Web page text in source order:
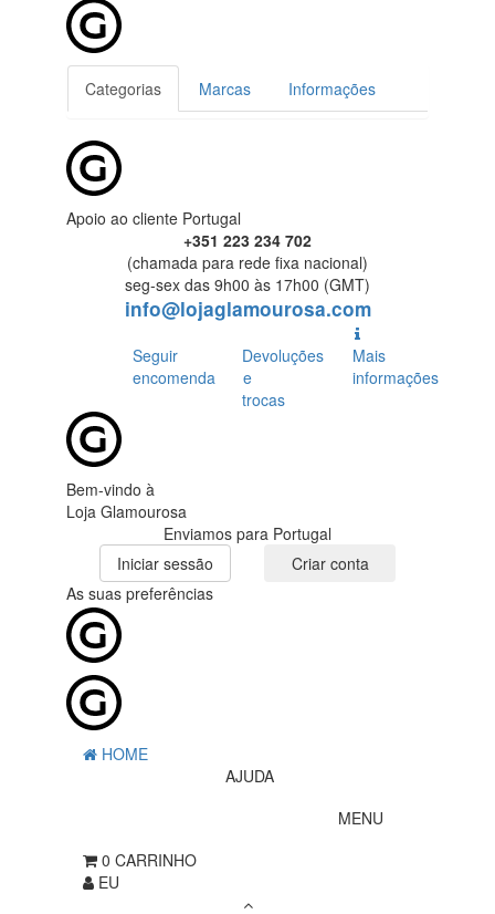
Categorias Marcas Informações
Apoio ao cliente Portugal
+351 223 234 702
(chamada para rede fixa nacional)
seg-sex das 9h00 às 17h00 (GMT)
info@lojaglamourosa.com
Seguir
encomenda
Devoluções
e
trocas
Mais
informações
Bem-vindo à
Loja Glamourosa
Enviamos para Portugal
Iniciar sessão
Criar conta
As suas preferências
HOME
AJUDA
MENU
0 CARRINHO
EU